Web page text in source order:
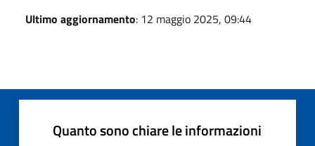
Ultimo aggiornamento: 12 maggio 2025, 09:44
Quanto sono chiare le informazioni